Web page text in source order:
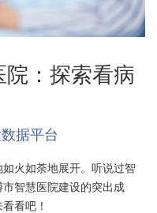
院：探索看病
据平台
火如荼地展开。听说过智
智慧医院建设的突出成
看吧！